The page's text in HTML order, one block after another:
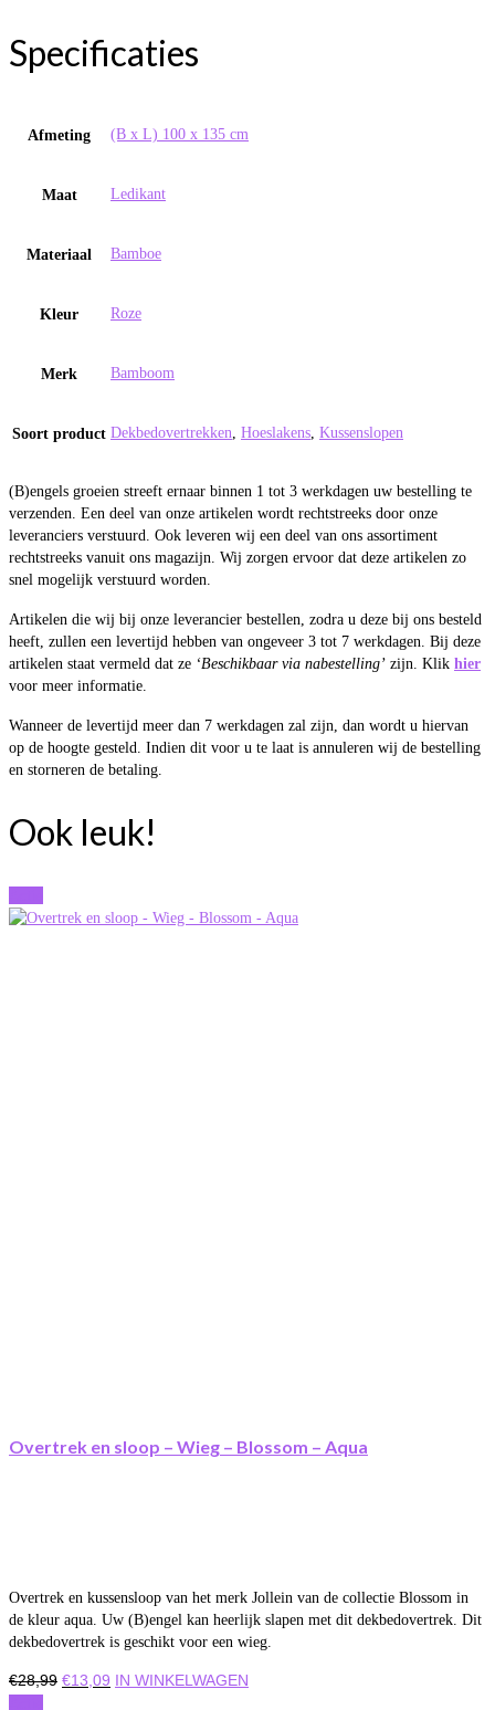
Specificaties
Afmeting (B x L) 100 x 135 cm
Maat Ledikant
Materiaal Bamboe
Kleur Roze
Merk Bamboom
Soort product Dekbedovertrekken Hoeslakens Kussenslopen
(B)engels groeien streeft ernaar binnen 1 tot 3 werkdagen uw bestelling te
verzenden. Een deel van onze artikelen wordt rechtstreeks door onze
leveranciers verstuurd. Ook leveren wij een deel van ons assortiment
rechtstreeks vanuit ons magazijn. Wij zorgen ervoor dat deze artikelen zo
snel mogelijk verstuurd worden.
Artikelen die wij bij onze leverancier bestellen, zodra u deze bij ons besteld
heeft, zullen een levertijd hebben van ongeveer 3 tot 7 werkdagen. Bij deze
artikelen staat vermeld dat ze ‘Beschikbaar via nabestelling’ zijn. Klik hier
voor meer informatie.
Wanneer de levertijd meer dan 7 werkdagen zal zijn, dan wordt u hiervan
op de hoogte gesteld. Indien dit voor u te laat is annuleren wij de bestelling
en storneren de betaling.
Ook leuk!
Overtrek en sloop – Wieg – Blossom – Aqua
Overtrek en kussensloop van het merk Jollein van de collectie Blossom in
de kleur aqua. Uw (B)engel kan heerlijk slapen met dit dekbedovertrek. Dit
dekbedovertrek is geschikt voor een wieg.
€28,99 Oorspronkelijke
€13,09 Huidige
IN WINKELWAGEN